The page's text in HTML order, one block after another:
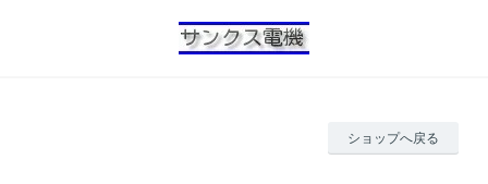
ショップへ戻る